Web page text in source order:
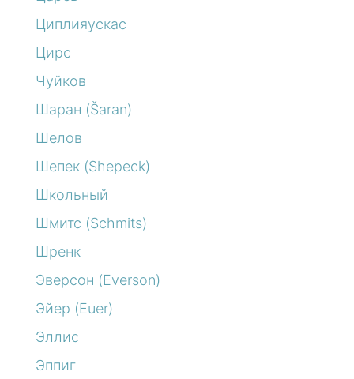
Циплияускас
Цирс
Чуйков
Шаран (Šaran)
Шелов
Шепек (Shepeck)
Школьный
Шмитс (Schmits)
Шренк
Эверсон (Everson)
Эйер (Euer)
Эллис
Эппиг